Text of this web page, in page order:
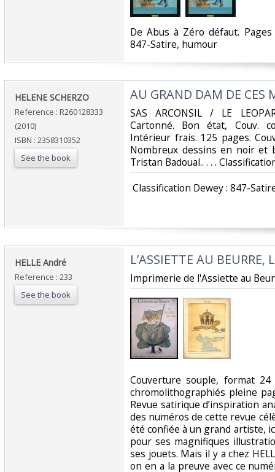
‎De Abus à Zéro défaut.
847-Satire, humour‎
‎HELENE SCHERZO‎
Reference : R260128333
(2010)
ISBN : 2358310352
See the book
‎AU GRAND DAM DE CES
‎SAS ARCONSIL / LE
Cartonné. Bon état, Couv.
Intérieur frais. 125 pages.
Nombreux dessins en noir et
Tristan Badoual.. . . .
Classification Dewey : 847-
‎HELLE André‎
Reference : 233
See the book
‎L’ASSIETTE AU
‎Imprimerie de l'Assiette au
‎Couverture souple, format
chromolithographiés pleine
Revue satirique d’inspiration
des numéros de cette revue
été confiée à un grand artiste,
pour ses magnifiques
ses jouets. Mais il y a chez
on en a la preuve avec ce